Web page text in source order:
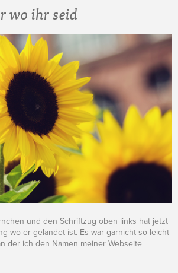
wo ihr seid
und den Schriftzug oben links hat jetzt
wo er gelandet ist. Es war garnicht so leicht
der ich den Namen meiner Webseite